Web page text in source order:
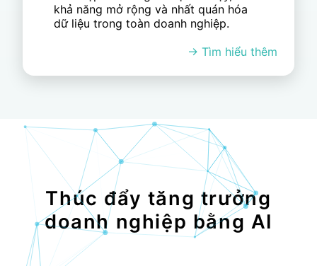
Cho phép phát hiện bất thường và rủi
ro trong thời gian thực, thúc đẩy các
Thúc đẩy tăng trưởng
doanh nghiệp bằng AI